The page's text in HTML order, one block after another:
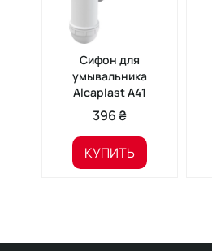
Сифон для
умывальника
Alcaplast A41
396 ₴
КУПИТЬ